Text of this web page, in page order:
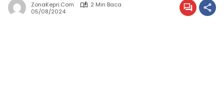
ZonaKepri.com
2 Min Baca
05/08/2024